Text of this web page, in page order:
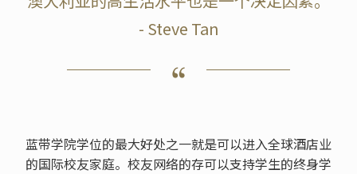
- Steve Tan
蓝带学院学位的最大好处之一就是可以进入全球酒店业
的国际校友家庭。校友网络的存可以支持学生的终身学